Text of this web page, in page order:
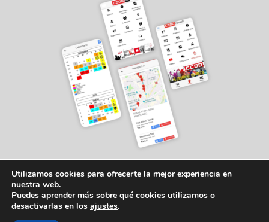
Utilizamos cookies para ofrecerte la mejor experiencia en
nuestra web.
Puedes aprender más sobre qué cookies utilizamos o
desactivarlas en los ajustes.